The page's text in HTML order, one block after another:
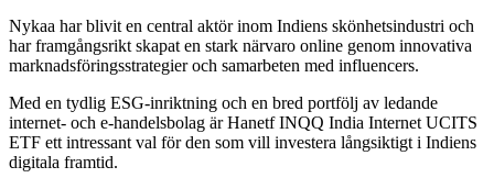
Nykaa har blivit en central aktör inom Indiens skönhetsindustri och
har framgångsrikt skapat en stark närvaro online genom innovativa
marknadsföringsstrategier och samarbeten med influencers.
Med en tydlig ESG-inriktning och en bred portfölj av ledande
internet- och e-handelsbolag är Hanetf INQQ India Internet UCITS
ETF ett intressant val för den som vill investera långsiktigt i Indiens
digitala framtid.